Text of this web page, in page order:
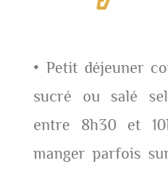
• Petit déjeuner
sucré ou salé
entre 8h30 et
manger parfois